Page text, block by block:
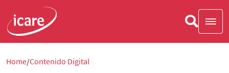
Home Contenido Digital